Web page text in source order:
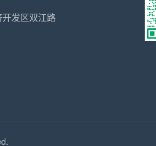
发区双江路